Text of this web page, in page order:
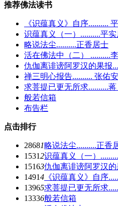
推荐佛法读书
《识蕴真义》自序..........
识蕴真义（一）..........平
略说法尘..........正香居士
活在佛法中（二） ..........
仇伽离诽谤阿罗汉的果报
禅三明心报告.......... 张佑安
求菩提已更无所求..........蒋
般若信箱
布告栏
点击排行
28681略说法尘..........正香
15312识蕴真义（一）
15163仇伽离诽谤阿罗汉
14914 《识蕴真义》自序
13965求菩提已更无所求
13336般若信箱